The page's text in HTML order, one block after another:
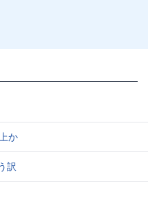
か
訳